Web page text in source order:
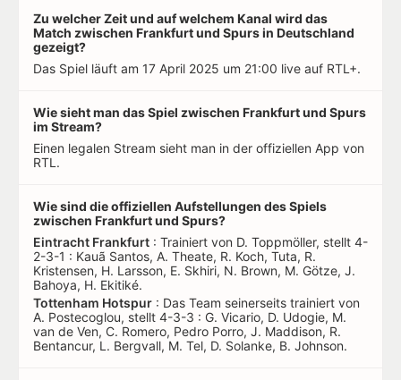
Zu welcher Zeit und auf welchem Kanal wird das
Match zwischen Frankfurt und Spurs in Deutschland
gezeigt?
Das Spiel läuft am 17 April 2025 um 21:00 live auf RTL+.
Wie sieht man das Spiel zwischen Frankfurt und Spurs
im Stream?
Einen legalen Stream sieht man in der offiziellen App von
RTL.
Wie sind die offiziellen Aufstellungen des Spiels
zwischen Frankfurt und Spurs?
Eintracht Frankfurt : Trainiert von D. Toppmöller, stellt 4-
2-3-1 : Kauã Santos, A. Theate, R. Koch, Tuta, R.
Kristensen, H. Larsson, E. Skhiri, N. Brown, M. Götze, J.
Bahoya, H. Ekitiké.
Tottenham Hotspur : Das Team seinerseits trainiert von
A. Postecoglou, stellt 4-3-3 : G. Vicario, D. Udogie, M.
van de Ven, C. Romero, Pedro Porro, J. Maddison, R.
Bentancur, L. Bergvall, M. Tel, D. Solanke, B. Johnson.